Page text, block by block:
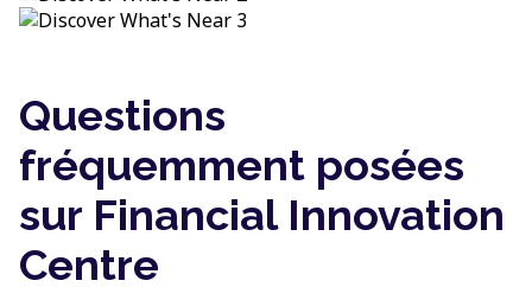
Questions
fréquemment posées
sur Financial Innovation
Centre